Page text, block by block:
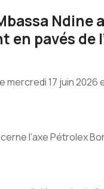
en pavés de
17 juin
l’axe Pétrolex